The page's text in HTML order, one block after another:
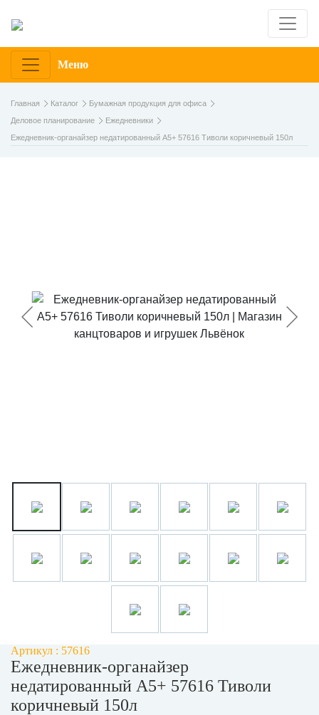
Меню
Главная Каталог
Бумажная продукция для офиса
Деловое планирование
Ежедневники
Ежедневник-органайзер недатированный А5+ 57616 Тиволи коричневый 150л
Артикул : 57616
Ежедневник-органайзер
недатированный А5+ 57616 Тиволи
коричневый 150л